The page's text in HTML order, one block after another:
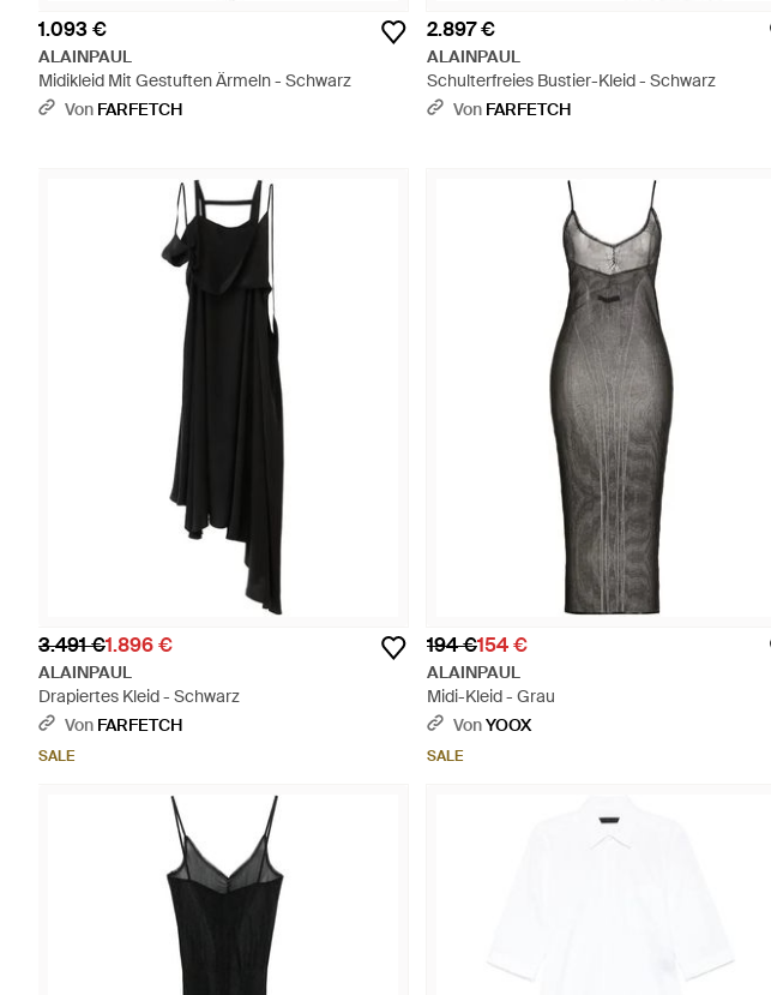
1.093 €
ALAINPAUL
Midikleid Mit Gestuften Ärmeln - Schwarz
Von FARFETCH
2.897 €
ALAINPAUL
Schulterfreies Bustier-Kleid - Schwarz
Von FARFETCH
3.491 €1.896 €
ALAINPAUL
Drapiertes Kleid - Schwarz
Von FARFETCH
SALE
194 €154 €
ALAINPAUL
Midi-Kleid - Grau
VonYOOX
SALE